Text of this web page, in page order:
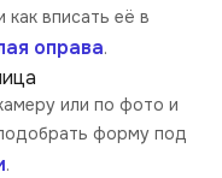
вписать её в
оправа.
или по фото и
форму под
.